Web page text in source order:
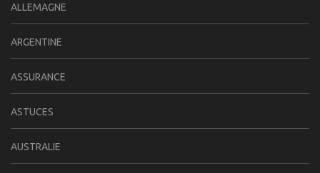
ALLEMAGNE
ARGENTINE
ASSURANCE
ASTUCES
AUSTRALIE